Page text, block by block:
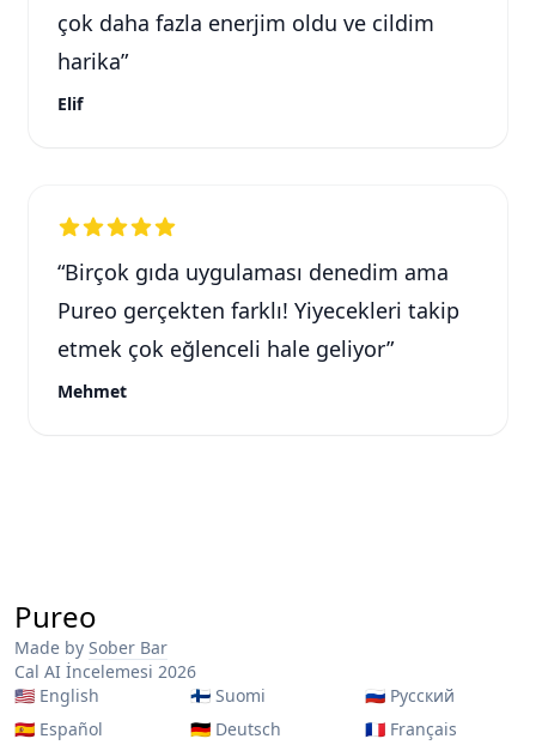
çok daha fazla enerjim oldu ve cildim
harika”
Elif
“Birçok gıda uygulaması denedim ama
Pureo gerçekten farklı! Yiyecekleri takip
etmek çok eğlenceli hale geliyor”
Mehmet
Pureo
Made by Sober Bar
Cal AI İncelemesi 2026
🇺🇸 English 🇫🇮 Suomi 🇷🇺 Русский
🇪🇸 Español 🇩🇪 Deutsch 🇫🇷 Français